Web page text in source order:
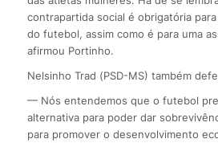
contrapartida social é obrigatória
do futebol, assim como é para uma
afirmou Portinho.
Nelsinho Trad (PSD-MS) também
— Nós entendemos que o futebol
alternativa para poder dar
para promover o desenvolvimento